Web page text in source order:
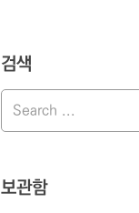
검색
보관함